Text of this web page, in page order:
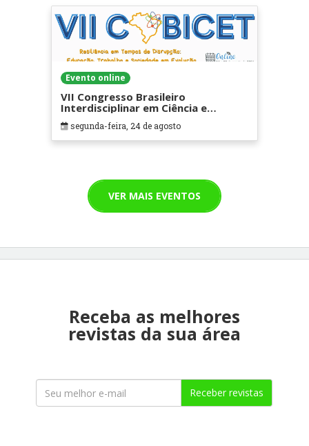
Evento online
VII Congresso Brasileiro
Interdisciplinar em Ciência e
Tecnologia
segunda-feira, 24 de agosto
VER MAIS EVENTOS
Receba as melhores
revistas da sua área
Receber revistas